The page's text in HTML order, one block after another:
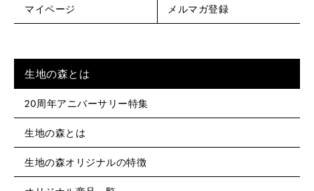
マイページ メルマガ登録
生地の森とは
20周年アニバーサリー特集
生地の森とは
生地の森オリジナルの特徴